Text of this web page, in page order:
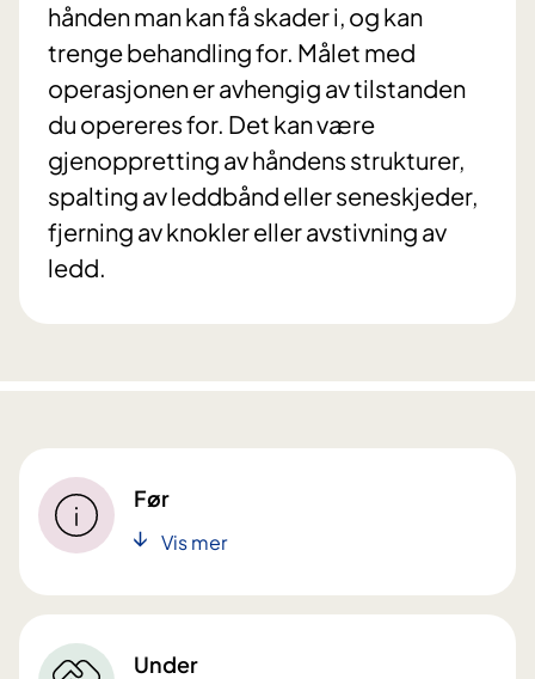
hånden man kan få skader i, og kan
trenge behandling for. Målet med
operasjonen er avhengig av tilstanden
du opereres for. Det kan være
gjenoppretting av håndens strukturer,
spalting av leddbånd eller seneskjeder,
fjerning av knokler eller avstivning av
ledd.
Før
Vis mer
Under